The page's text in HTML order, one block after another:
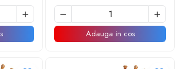
Adauga in cos